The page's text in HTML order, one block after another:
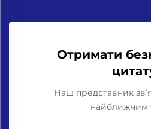
Отримати
Наш представник
найближчим